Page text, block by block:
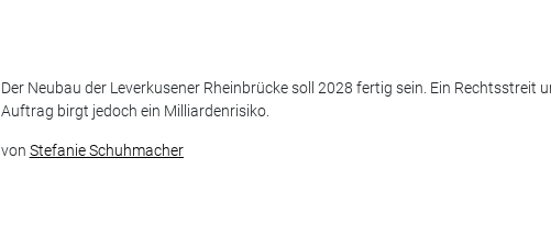
Der Neubau der Leverkusener Rheinbrücke soll 2028 fertig sein. Ein Rechtsstreit
Auftrag birgt jedoch ein Milliardenrisiko.
von Stefanie Schuhmacher